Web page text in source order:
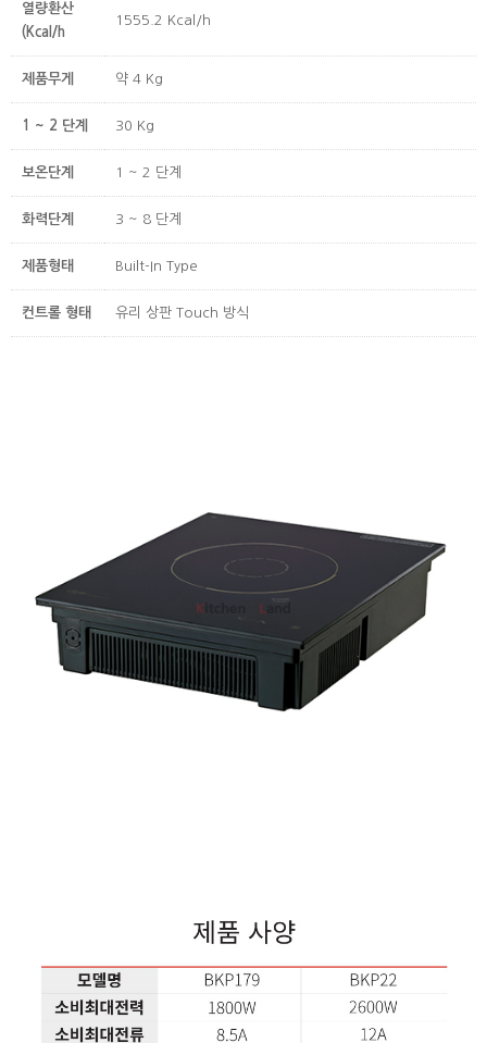
열량환산
(Kcal/h
1555.2 Kcal/h
제품무게 약 4 Kg
1 ~ 2 단계 30 Kg
보온단계 1 ~ 2 단계
화력단계 3 ~ 8 단계
제품형태 Built-In Type
컨트롤 형태 유리 상판 Touch 방식